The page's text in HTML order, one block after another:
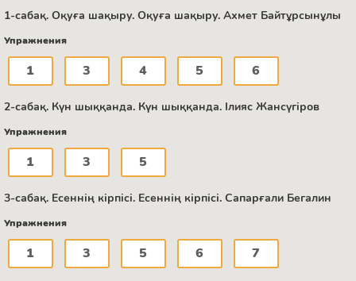
1-сабақ. Оқуға шақыру. Оқуға шақыру. Ахмет Байтұрсынұлы
Упражнения
1 3 4 5 6
2-сабақ. Күн шыққанда. Күн шыққанда. Ілияс Жансүгіров
Упражнения
1 3 5
3-сабақ. Есеннің кірпісі. Есеннің кірпісі. Сапарғали Бегалин
Упражнения
1 3 5 6 7